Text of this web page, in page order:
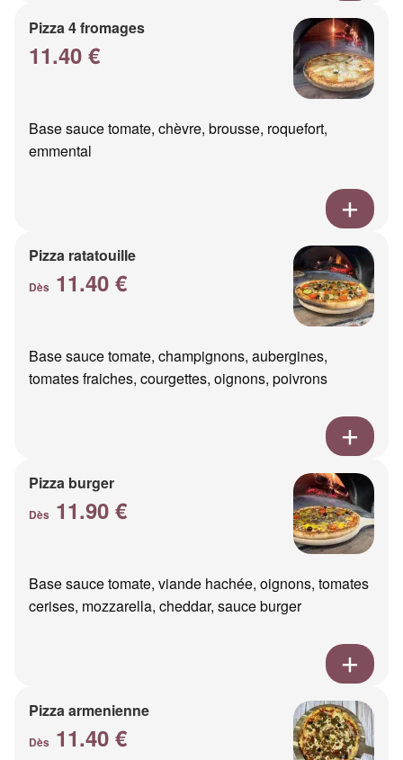
Pizza 4 fromages
11.40 €
Base sauce tomate, chèvre, brousse, roquefort,
emmental
Pizza ratatouille
Dès 11.40 €
Base sauce tomate, champignons, aubergines,
tomates fraiches, courgettes, oignons, poivrons
Pizza burger
Dès 11.90 €
Base sauce tomate, viande hachée, oignons, tomates
cerises, mozzarella, cheddar, sauce burger
Pizza armenienne
Dès 11.40 €